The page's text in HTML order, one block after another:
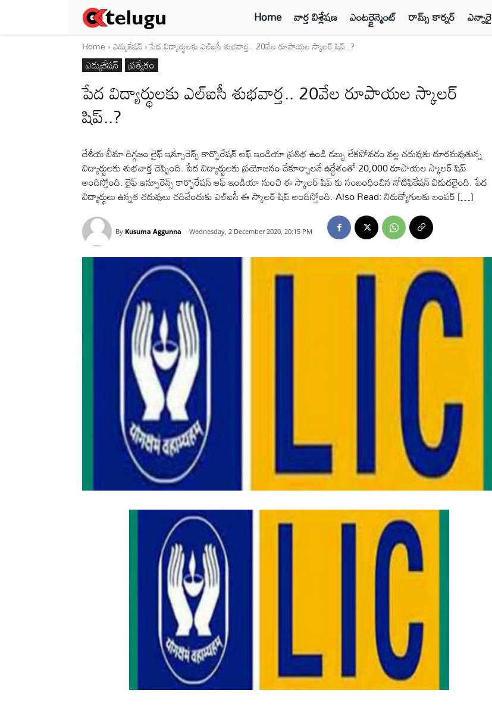
Home వార్త విశ్లేషణ ఎంటర్టైన్మెంట్ రామ్స్ కార్నర్ ఎన్నారై
Home ఎడ్యుకేషన్ పేద విద్యార్థులకు ఎల్ఐసీ శుభవార్త.. 20వేల రూపాయల స్కాలర్ షిప్..?
ఎడ్యుకేషన్ ప్రత్యేకం
పేద విద్యార్థులకు ఎల్ఐసీ శుభవార్త.. 20వేల రూపాయల స్కాలర్
షిప్..?
దేశీయ బీమా దిగ్గజం లైఫ్ ఇన్సూరెన్స్ కార్పొరేషన్ ఆఫ్ ఇండియా ప్రతిభ ఉండి డబ్బు లేకపోవడం వల్ల చదువుకు దూరమవుతున్న
విద్యార్థులకు శుభవార్త చెప్పింది. పేద విద్యార్థులకు ప్రయోజనం చేకూర్చాలనే ఉద్దేశంతో 20,000 రూపాయల స్కాలర్ షిప్
అందిస్తోంది. లైఫ్ ఇన్సూరెన్స్ కార్పొరేషన్ ఆఫ్ ఇండియా నుంచి ఈ స్కాలర్ షిప్ కు సంబంధించిన నోటిఫికేషన్ విడుదలైంది. పేద
విద్యార్థులు ఉన్నత చదువులు చదివేందుకు ఎల్ఐసీ ఈ స్కాలర్ షిప్ అందిస్తోంది. Also Read: నిరుద్యోగులకు బంపర్ […]
By Kusuma Aggunna Wednesday, 2 December 2020, 20:15 PM